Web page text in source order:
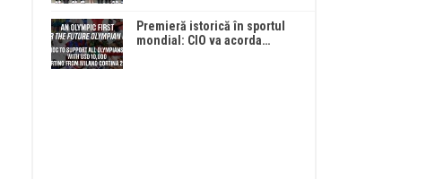
Premieră istorică în sportul
mondial: CIO va acorda…